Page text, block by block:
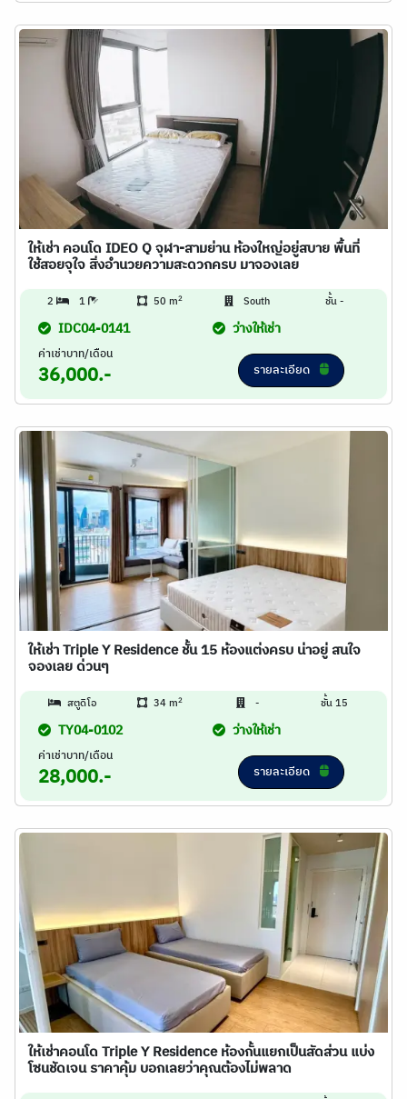
ให้เช่า คอนโด IDEO Q จุฬา-สามย่าน ห้องใหญ่อยู่สบาย พื้นที่
ใช้สอยจุใจ สิ่งอำนวยความสะดวกครบ มาจองเลย
2 1 50 m2 South ชั้น -
IDC04-0141 ว่างให้เช่า
ค่าเช่าบาท/เดือน
36,000.- รายละเอียด
ให้เช่า Triple Y Residence ชั้น 15 ห้องแต่งครบ น่าอยู่ สนใจ
จองเลย ด่วนๆ
สตูดิโอ 34 m2 - ชั้น 15
TY04-0102 ว่างให้เช่า
ค่าเช่าบาท/เดือน
28,000.- รายละเอียด
ให้เช่าคอนโด Triple Y Residence ห้องกั้นแยกเป็นสัดส่วน แบ่ง
โซนชัดเจน ราคาคุ้ม บอกเลยว่าคุณต้องไม่พลาด